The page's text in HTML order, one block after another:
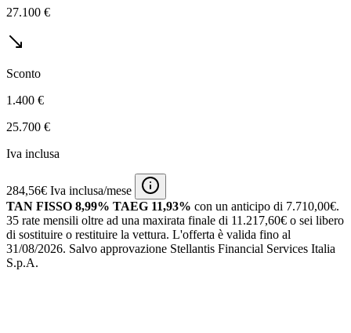
27.100 €
Sconto
1.400 €
25.700 €
Iva inclusa
284,56€ Iva inclusa/mese
TAN FISSO 8,99% TAEG 11,93% con un anticipo di 7.710,00€.
35 rate mensili oltre ad una maxirata finale di 11.217,60€ o sei libero
di sostituire o restituire la vettura. L'offerta è valida fino al
31/08/2026. Salvo approvazione Stellantis Financial Services Italia
S.p.A.